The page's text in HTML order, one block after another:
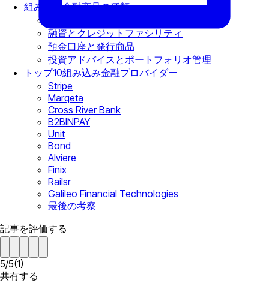
組み込み金融商品の種類
融資とクレジットファシリティ
預金口座と発行商品
投資アドバイスとポートフォリオ管理
トップ10組み込み金融プロバイダー
Stripe
Marqeta
Cross River Bank
B2BINPAY
Unit
Bond
Alviere
Finix
Railsr
Galileo Financial Technologies
最後の考察
記事を評価する
5/5(1)
共有する